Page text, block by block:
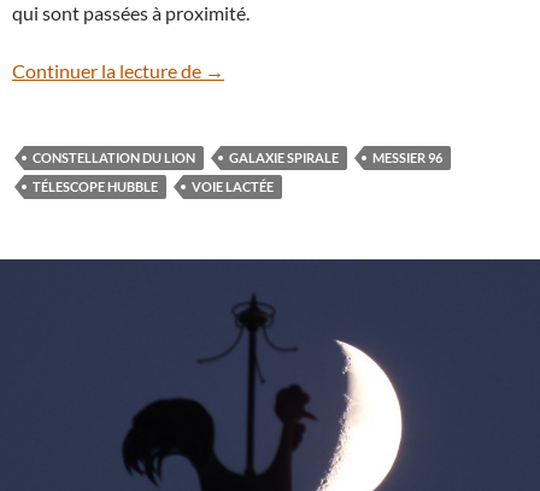
qui sont passées à proximité.
Continuer la lecture de La galaxie M 96, nouvelle cible du
→
CONSTELLATION DU LION GALAXIE SPIRALE
MESSIER 96
TÉLESCOPE HUBBLE
VOIE LACTÉE